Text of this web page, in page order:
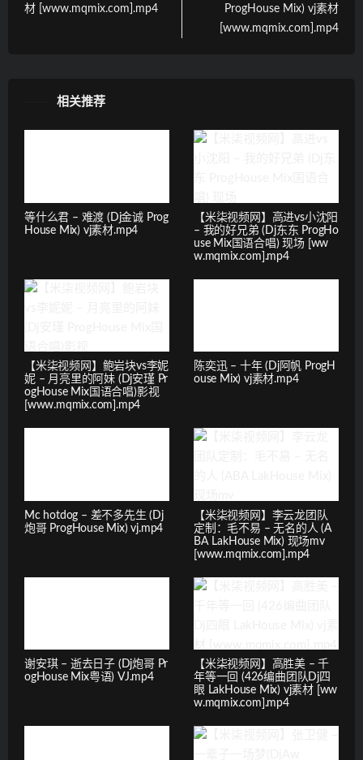
材 [www.mqmix.com].mp4
ProgHouse Mix) vj素材
[www.mqmix.com].mp4
相关推荐
等什么君 – 难渡 (Dj金诚 Prog
House Mix) vj素材.mp4
【米柒视频网】高进vs小沈阳
– 我的好兄弟 (Dj东东 ProgHo
use Mix国语合唱) 现场 [ww
w.mqmix.com].mp4
【米柒视频网】鲍岩块vs李妮
妮 – 月亮里的阿妹 (Dj安瑾 Pr
ogHouse Mix国语合唱)影视
[www.mqmix.com].mp4
陈奕迅 – 十年 (Dj阿帆 ProgH
ouse Mix) vj素材.mp4
Mc hotdog – 差不多先生 (Dj
炮哥 ProgHouse Mix) vj.mp4
【米柒视频网】李云龙团队
定制：毛不易 – 无名的人 (A
BA LakHouse Mix) 现场mv
[www.mqmix.com].mp4
谢安琪 – 逝去日子 (Dj炮哥 Pr
ogHouse Mix粤语) VJ.mp4
【米柒视频网】高胜美 – 千
年等一回 (426编曲团队Dj四
眼 LakHouse Mix) vj素材 [ww
w.mqmix.com].mp4